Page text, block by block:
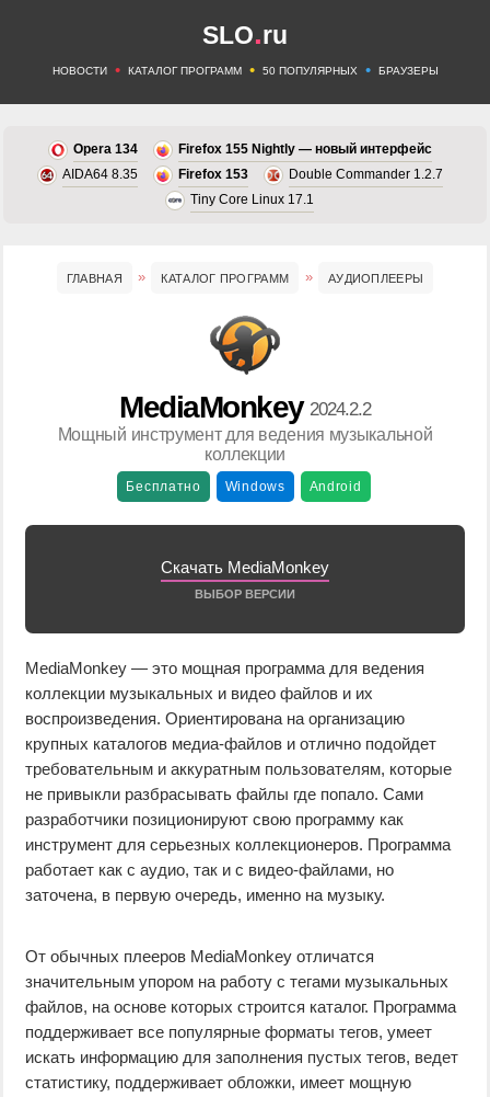
SLO.ru
НОВОСТИ • КАТАЛОГ ПРОГРАММ • 50 ПОПУЛЯРНЫХ • БРАУЗЕРЫ
Opera 134
Firefox 155 Nightly — новый интерфейс
AIDA64 8.35
Firefox 153
Double Commander 1.2.7
Tiny Core Linux 17.1
ГЛАВНАЯ КАТАЛОГ ПРОГРАММ АУДИОПЛЕЕРЫ
MediaMonkey 2024.2.2
Мощный инструмент для ведения музыкальной
коллекции
Бесплатно Windows Android
Скачать MediaMonkey
ВЫБОР ВЕРСИИ
MediaMonkey — это мощная программа для ведения
коллекции музыкальных и видео файлов и их
воспроизведения. Ориентирована на организацию
крупных каталогов медиа-файлов и отлично подойдет
требовательным и аккуратным пользователям, которые
не привыкли разбрасывать файлы где попало. Сами
разработчики позиционируют свою программу как
инструмент для серьезных коллекционеров. Программа
работает как с аудио, так и с видео-файлами, но
заточена, в первую очередь, именно на музыку.
От обычных плееров MediaMonkey отличатся
значительным упором на работу с тегами музыкальных
файлов, на основе которых строится каталог. Программа
поддерживает все популярные форматы тегов, умеет
искать информацию для заполнения пустых тегов, ведет
статистику, поддерживает обложки, имеет мощную